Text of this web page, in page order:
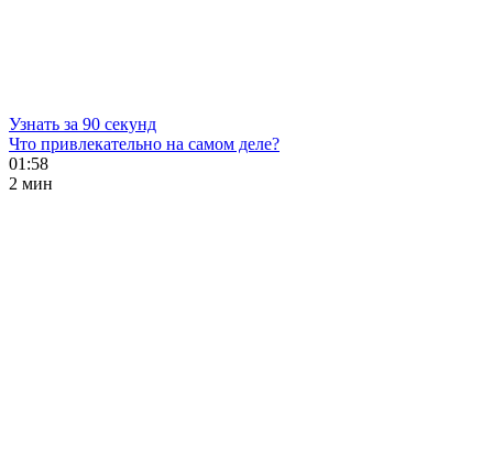
Узнать за 90 секунд
Что привлекательно на самом деле?
01:58
2 мин